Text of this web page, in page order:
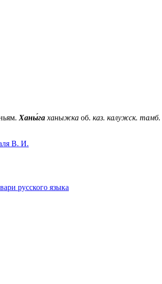
Ханы́га ханыжка об. каз. калужск. тамб.
В. И.
русского языка